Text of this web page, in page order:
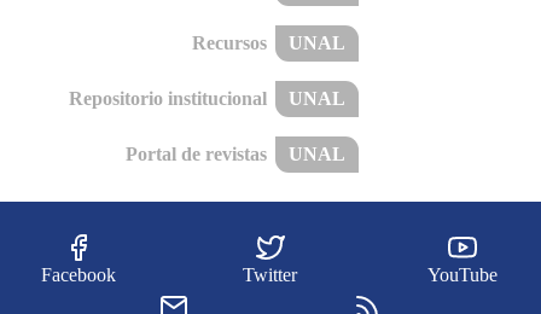
Recursos UNAL
Repositorio institucional UNAL
Portal de revistas UNAL
Facebook Twitter YouTube